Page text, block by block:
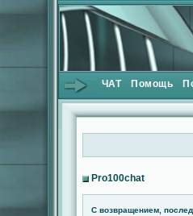
ЧАТ Помощь
Pro100chat
С возвращением,